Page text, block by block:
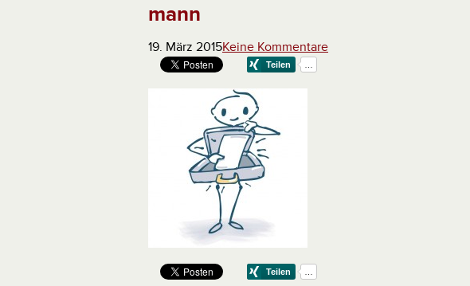
mann
19. März 2015Keine Kommentare